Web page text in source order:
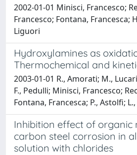
2002-01-01 Minisci, Francesco;
Francesco; Fontana, Francesca;
Liguori
Hydroxylamines as
Thermochemical and
2003-01-01 R., Amorati; M.,
F., Pedulli; Minisci, Francesco;
Fontana, Francesca; P., Astolfi;
Inhibition effect of organic
carbon steel corrosion in
solution with chlorides